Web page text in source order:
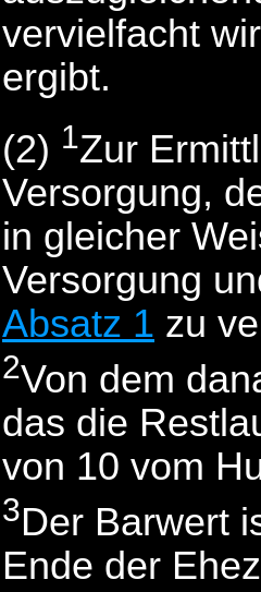
vervielfacht
ergibt.
(2) 1Zur
Versorgung,
in gleicher
Versorgung
Absatz 1 zu
2Von dem
das die
von 10 vom
3Der Barwert
Ende der